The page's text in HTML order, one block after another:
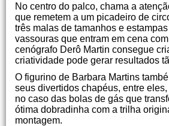
No centro do palco, chama a
que remetem a um picadeiro de
três malas de tamanhos e
vassouras que entram em cena
cenógrafo Derô Martin consegue
criatividade pode gerar resultados
O figurino de Barbara Martins
seus divertidos chapéus, entre
no caso das bolas de gás que
ótima dobradinha com a trilha
montagem.